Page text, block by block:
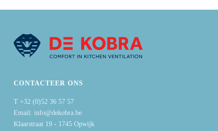
CONTACTEER ONS
T +32 (0)52 36 57 57
Email: info@dekobra.be
Klaarstraat 19 - 1745 Opwijk